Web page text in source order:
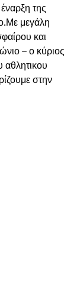
της
μεγάλη
και
– ο κύριος
αθλητικου
στην